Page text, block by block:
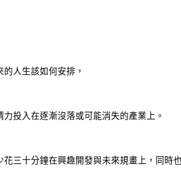
人生該如何安排，
投入在逐漸沒落或可能消失的產業上。
三十分鐘在興趣開發與未來規畫上，同時